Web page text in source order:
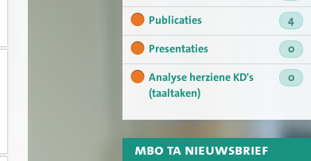
Publicaties
4
Presentaties
0
Analyse herziene KD's
(taaltaken)
0
mbo ta nieuwsbrief